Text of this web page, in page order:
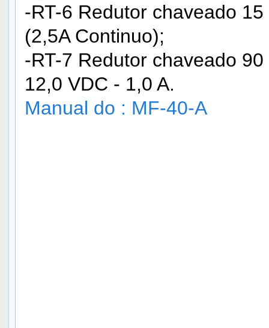
-RT-6 Redutor chaveado
(2,5A Continuo);
-RT-7 Redutor chaveado
12,0 VDC - 1,0 A.
Manual do : MF-40-A